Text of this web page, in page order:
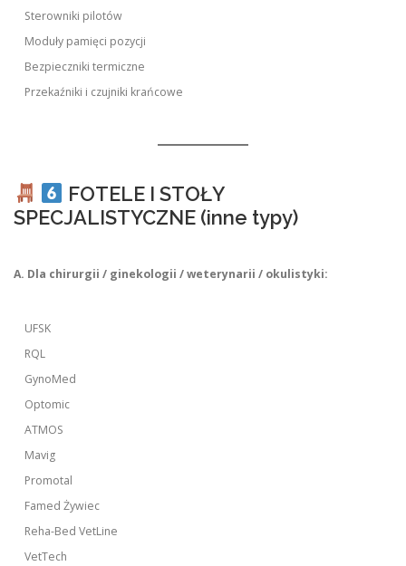
Sterowniki pilotów
Moduły pamięci pozycji
Bezpieczniki termiczne
Przekaźniki i czujniki krańcowe
FOTELE I STOŁY
SPECJALISTYCZNE (inne typy)
A. Dla chirurgii / ginekologii / weterynarii / okulistyki:
UFSK
RQL
GynoMed
Optomic
ATMOS
Mavig
Promotal
Famed Żywiec
Reha-Bed VetLine
VetTech